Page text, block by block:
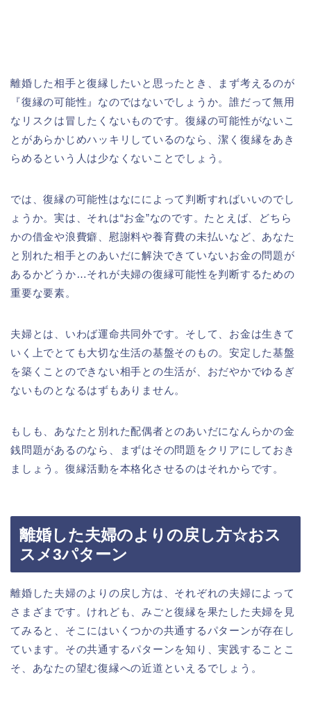
離婚した相手と復縁したいと思ったとき、まず考えるのが
『復縁の可能性』なのではないでしょうか。誰だって無用
なリスクは冒したくないものです。復縁の可能性がないこ
とがあらかじめハッキリしているのなら、潔く復縁をあき
らめるという人は少なくないことでしょう。
では、復縁の可能性はなにによって判断すればいいのでし
ょうか。実は、それは“お金”なのです。たとえば、どちら
かの借金や浪費癖、慰謝料や養育費の未払いなど、あなた
と別れた相手とのあいだに解決できていないお金の問題が
あるかどうか…それが夫婦の復縁可能性を判断するための
重要な要素。
夫婦とは、いわば運命共同外です。そして、お金は生きて
いく上でとても大切な生活の基盤そのもの。安定した基盤
を築くことのできない相手との生活が、おだやかでゆるぎ
ないものとなるはずもありません。
もしも、あなたと別れた配偶者とのあいだになんらかの金
銭問題があるのなら、まずはその問題をクリアにしておき
ましょう。復縁活動を本格化させるのはそれからです。
離婚した夫婦のよりの戻し方☆おス
スメ3パターン
離婚した夫婦のよりの戻し方は、それぞれの夫婦によって
さまざまです。けれども、みごと復縁を果たした夫婦を見
てみると、そこにはいくつかの共通するパターンが存在し
ています。その共通するパターンを知り、実践することこ
そ、あなたの望む復縁への近道といえるでしょう。